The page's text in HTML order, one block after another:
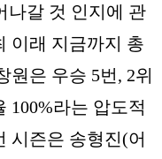
나갈 것 인지에 관
이래 지금까지 총
원은 우승 5번, 2위
100%라는 압도적
시즌은 송형진(어